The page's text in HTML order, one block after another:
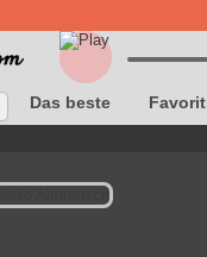
Das beste Favorit